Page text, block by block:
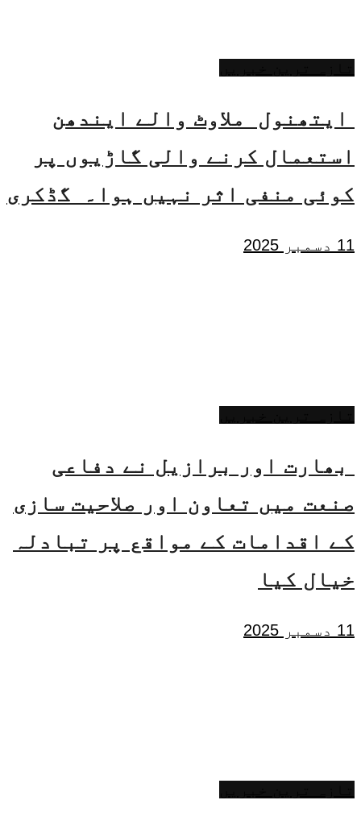
ایتھنول ملاوٹ والے ایندھن
استعمال کرنے والی گاڑیوں پر
کوئی منفی اثر نہیں ہوا۔ گڈکری
11 دسمبر 2025
بھارت اور برازیل نے دفاعی
صنعت میں تعاون اور صلاحیت سازی
کے اقدامات کے مواقع پر تبادلہ
خیال کیا
11 دسمبر 2025